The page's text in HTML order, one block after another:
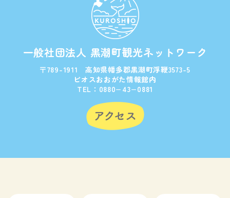
一般社団法人 黒潮町観光ネットワーク
〒789-1911 高知県幡多郡黒潮町浮鞭3573-5
ビオスおおがた情報館内
TEL：0880−43−0881